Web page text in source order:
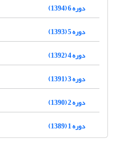
دوره 6 (1394)
دوره 5 (1393)
دوره 4 (1392)
دوره 3 (1391)
دوره 2 (1390)
دوره 1 (1389)